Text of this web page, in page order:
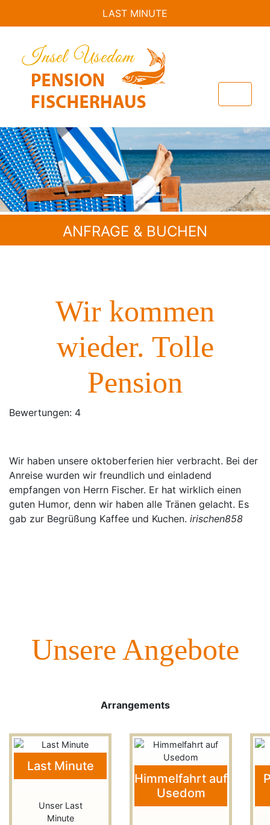
LAST MINUTE
Previous Next
ANFRAGE & BUCHEN
Wir kommen
wieder. Tolle
Pension
Bewertungen: 4
Wir haben unsere oktoberferien hier verbracht. Bei der
Anreise wurden wir freundlich und einladend
empfangen von Herrn Fischer. Er hat wirklich einen
guten Humor, denn wir haben alle Tränen gelacht. Es
gab zur Begrüßung Kaffee und Kuchen. irischen858
Unsere Angebote
Previous
Arrangements
Last Minute
Unser Last
Minute
Himmelfahrt auf
Usedom